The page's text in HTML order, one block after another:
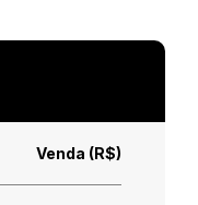
Venda (R$)